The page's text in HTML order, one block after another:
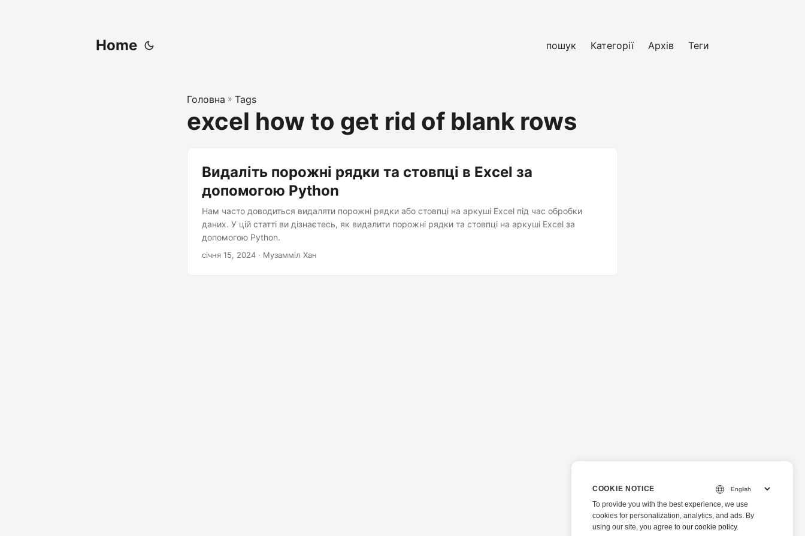
Home пошук Категорії Архів Теги
Головна » Tags
excel how to get rid of blank rows
Видаліть порожні рядки та стовпці в Excel за
допомогою Python
Нам часто доводиться видаляти порожні рядки або стовпці на аркуші Excel під час обробки
даних. У цій статті ви дізнаєтесь, як видалити порожні рядки та стовпці на аркуші Excel за
допомогою Python.
січня 15, 2024 · Музамміл Хан
COOKIE NOTICE
To provide you with the best experience, we use
cookies for personalization, analytics, and ads. By
using our site, you agree to our cookie policy.